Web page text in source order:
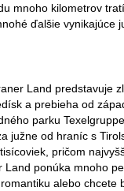
mnoho kilometrov
ďalšie vynikajúce
Land predstavuje
a prebieha od
parku
južne od hraníc s
pričom
ponúka mnoho
alebo chcete